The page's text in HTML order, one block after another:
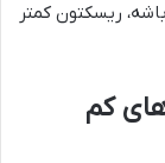
ریسکتون کمتر
کم